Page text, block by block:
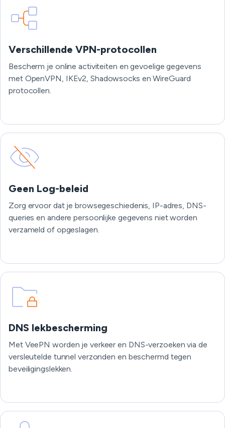
Verschillende VPN-protocollen
Bescherm je online activiteiten en gevoelige gegevens
met OpenVPN, IKEv2, Shadowsocks en WireGuard
protocollen.
Geen Log-beleid
Zorg ervoor dat je browsegeschiedenis, IP-adres, DNS-
queries en andere persoonlijke gegevens niet worden
verzameld of opgeslagen.
DNS lekbescherming
Met VeePN worden je verkeer en DNS-verzoeken via de
versleutelde tunnel verzonden en beschermd tegen
beveiligingslekken.